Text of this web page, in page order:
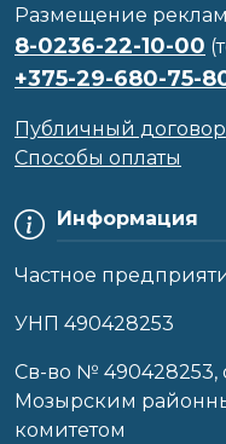
Информация
Частное
УНП 490428253
Cв-во № 490428253,
Мозырским
комитетом
Размещение
8-0236-22-10-00
+375-29-680-75-
Публичный договор
Способы оплаты